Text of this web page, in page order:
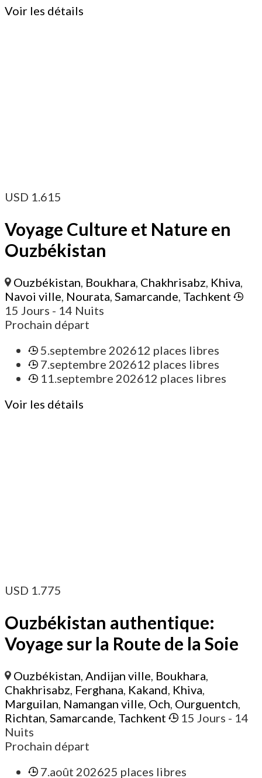
Voir les détails
USD 1.615
Voyage Culture et Nature en
Ouzbékistan
Ouzbékistan, Boukhara, Chakhrisabz, Khiva,
Navoi ville, Nourata, Samarcande, Tachkent
15 Jours - 14 Nuits
Prochain départ
5.septembre 202612 places libres
7.septembre 202612 places libres
11.septembre 202612 places libres
Voir les détails
USD 1.775
Ouzbékistan authentique:
Voyage sur la Route de la Soie
Ouzbékistan,Andijan ville, Boukhara,
Chakhrisabz, Ferghana, Kakand, Khiva,
Marguilan, Namangan ville, Och, Ourguentch,
Richtan, Samarcande, Tachkent 15 Jours - 14
Nuits
Prochain départ
7.août 202625 places libres